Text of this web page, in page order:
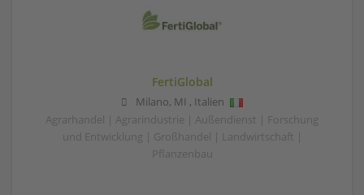
FertiGlobal
Milano, MI , Italien
Agrarhandel | Agrarindustrie | Außendienst | Forschung
und Entwicklung | Großhandel | Landwirtschaft |
Pflanzenbau